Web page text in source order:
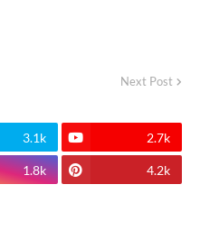
Next Post
3.1k 2.7k
1.8k 4.2k